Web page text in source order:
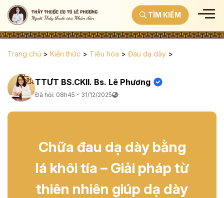
TÌM KIẾM
Trang chủ > Kiến thức > Tiêu hóa > Đau dạ dày >
TTƯT BS.CKII. Bs. Lê Phương
Đã hỏi: 08h45 - 31/12/2025
Chữa đau dạ dày bằng
lá khôi tía – Giải pháp từ
thiên nhiên giúp dạ dày